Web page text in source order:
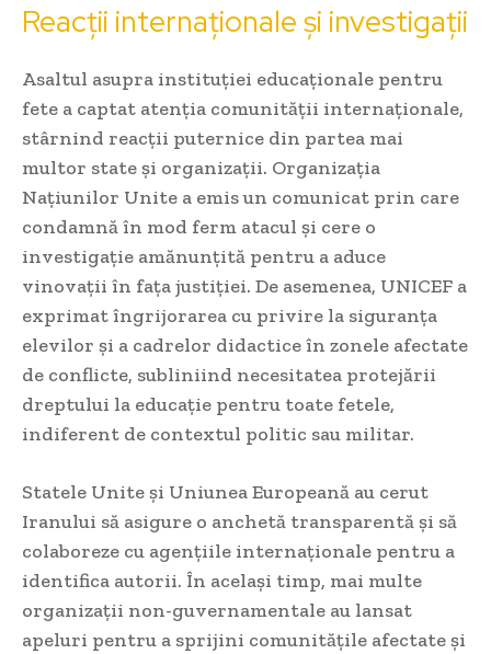
Reacții internaționale și investigații
Asaltul asupra instituției educaționale pentru
fete a captat atenția comunității internaționale,
stârnind reacții puternice din partea mai
multor state și organizații. Organizația
Națiunilor Unite a emis un comunicat prin care
condamnă în mod ferm atacul și cere o
investigație amănunțită pentru a aduce
vinovații în fața justiției. De asemenea, UNICEF a
exprimat îngrijorarea cu privire la siguranța
elevilor și a cadrelor didactice în zonele afectate
de conflicte, subliniind necesitatea protejării
dreptului la educație pentru toate fetele,
indiferent de contextul politic sau militar.
Statele Unite și Uniunea Europeană au cerut
Iranului să asigure o anchetă transparentă și să
colaboreze cu agențiile internaționale pentru a
identifica autorii. În același timp, mai multe
organizații non-guvernamentale au lansat
apeluri pentru a sprijini comunitățile afectate și